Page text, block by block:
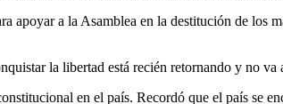
apoyar a la Asamblea en la destitución de los
la libertad está recién retornando y no
en el país. Recordó que el país se